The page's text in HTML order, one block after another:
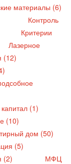
материалы (6)
Контроль
Критерии
Лазерное
(12)
(1)
(10)
дом (50)
(5)
(2)
МФЦ